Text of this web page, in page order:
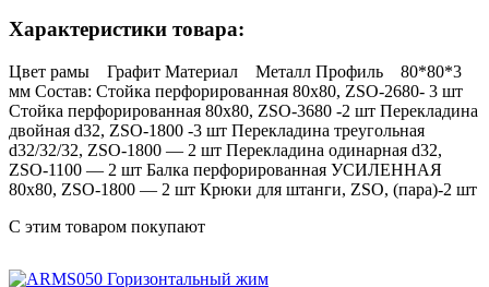
Характеристики товара:
Цвет рамы Графит Материал Металл Профиль 80*80*3
мм Состав: Стойка перфорированная 80х80, ZSO-2680- 3 шт
Стойка перфорированная 80х80, ZSO-3680 -2 шт Перекладина
двойная d32, ZSO-1800 -3 шт Перекладина треугольная
d32/32/32, ZSO-1800 — 2 шт Перекладина одинарная d32,
ZSO-1100 — 2 шт Балка перфорированная УСИЛЕННАЯ
80х80, ZSO-1800 — 2 шт Крюки для штанги, ZSO, (пара)-2 шт
С этим товаром покупают